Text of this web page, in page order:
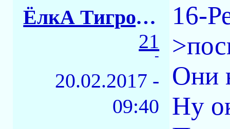
ЁлкА ТигровАЯ
21
-
20.02.2017 -
09:40
16-
Они
Ну